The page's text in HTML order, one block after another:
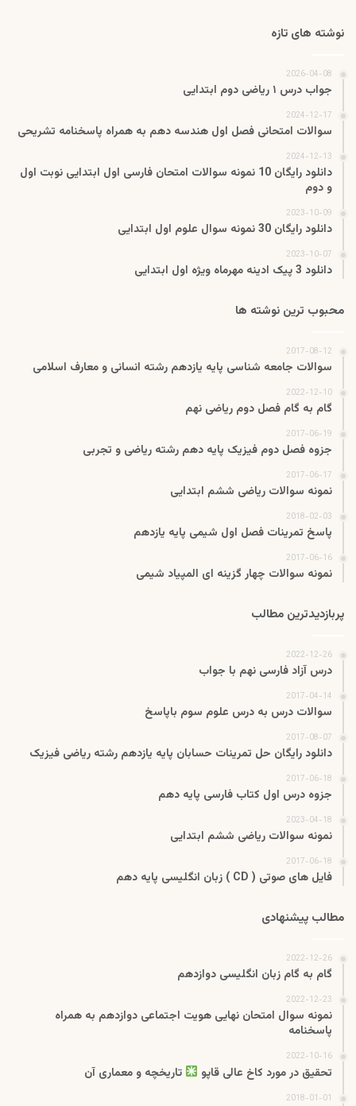
نوشته های تازه
2026-04-08
جواب درس ۱ ریاضی دوم ابتدایی
2024-12-17
سوالات امتحانی فصل اول هندسه دهم به همراه پاسخنامه تشریحی
2024-12-13
دانلود رایگان 10 نمونه سوالات امتحان فارسی اول ابتدایی نوبت اول
و دوم
2023-10-09
دانلود رایگان 30 نمونه سوال علوم اول ابتدایی
2023-10-07
دانلود 3 پیک ادینه مهرماه ویژه اول ابتدایی
محبوب ترین نوشته ها
2017-08-12
سوالات جامعه شناسی پایه یازدهم رشته انسانی و معارف اسلامی
2022-12-10
گام به گام فصل دوم ریاضی نهم
2017-06-19
جزوه فصل دوم فیزیک پایه دهم رشته ریاضی و تجربی
2017-06-17
نمونه سوالات ریاضی ششم ابتدایی
2018-02-03
پاسخ تمرینات فصل اول شیمی پایه یازدهم
2017-06-16
نمونه سوالات چهار گزینه ای المپیاد شیمی
پربازدیدترین مطالب
2022-12-26
درس آزاد فارسی نهم با جواب
2017-04-14
سوالات درس به درس علوم سوم باپاسخ
2017-08-07
دانلود رایگان حل تمرینات حسابان پایه یازدهم رشته ریاضی فیزیک
2017-06-18
جزوه درس اول کتاب فارسی پایه دهم
2023-04-18
نمونه سوالات ریاضی ششم ابتدایی
2017-06-18
فایل های صوتی ( CD ) زبان انگلیسی پایه دهم
مطالب پیشنهادی
2022-12-26
گام به گام زبان انگلیسی دوازدهم
2022-12-23
نمونه سوال امتحان نهایی هویت اجتماعی دوازدهم به همراه
پاسخنامه
2022-10-16
تحقیق در مورد کاخ عالی قاپو تاریخچه و معماری آن
2018-01-01